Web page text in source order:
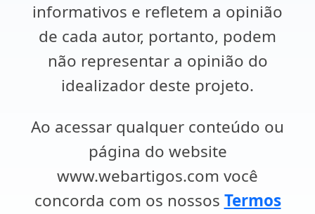
informativos e refletem a opinião
de cada autor, portanto, podem
não representar a opinião do
idealizador deste projeto.
Ao acessar qualquer conteúdo ou
página do website
www.webartigos.com você
concorda com os nossos Termos